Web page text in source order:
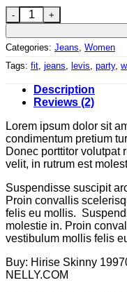
Lucy Slim Jeans Noisy
Categories: Jeans, Women
Tags: fit, jeans, levis, party,
Description
Reviews (2)
Lorem ipsum dolor sit
condimentum pretium
Donec porttitor volutpat
velit, in rutrum est
Suspendisse suscipit
Proin convallis
felis eu mollis.
molestie in. Proin
vestibulum mollis felis
Buy: Hirise Skinny
NELLY.COM